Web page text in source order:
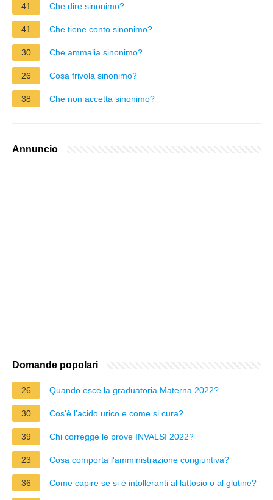
41 Che dire sinonimo?
41 Che tiene conto sinonimo?
30 Che ammalia sinonimo?
26 Cosa frivola sinonimo?
38 Che non accetta sinonimo?
Annuncio
Domande popolari
26 Quando esce la graduatoria Materna 2022?
30 Cos'è l'acido urico e come si cura?
39 Chi corregge le prove INVALSI 2022?
23 Cosa comporta l'amministrazione congiuntiva?
36 Come capire se si è intolleranti al lattosio o al glutine?